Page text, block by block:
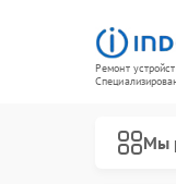
Ремонт
Мы